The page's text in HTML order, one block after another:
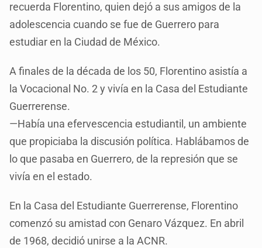
recuerda Florentino, quien dejó a sus amigos de la
adolescencia cuando se fue de Guerrero para
estudiar en la Ciudad de México.
A finales de la década de los 50, Florentino asistía a
la Vocacional No. 2 y vivía en la Casa del Estudiante
Guerrerense.
—Había una efervescencia estudiantil, un ambiente
que propiciaba la discusión política. Hablábamos de
lo que pasaba en Guerrero, de la represión que se
vivía en el estado.
En la Casa del Estudiante Guerrerense, Florentino
comenzó su amistad con Genaro Vázquez. En abril
de 1968, decidió unirse a la ACNR.